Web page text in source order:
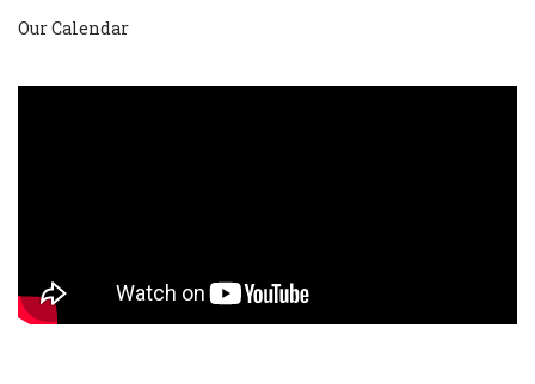
Our Calendar